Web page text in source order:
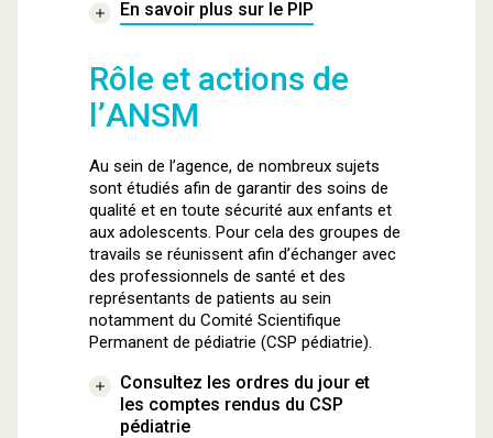
En savoir plus sur le PIP
Rôle et actions de
l’ANSM
Au sein de l’agence, de nombreux sujets
sont étudiés afin de garantir des soins de
qualité et en toute sécurité aux enfants et
aux adolescents. Pour cela des groupes de
travails se réunissent afin d’échanger avec
des professionnels de santé et des
représentants de patients au sein
notamment du Comité Scientifique
Permanent de pédiatrie (CSP pédiatrie).
Consultez les ordres du jour et
les comptes rendus du CSP
pédiatrie